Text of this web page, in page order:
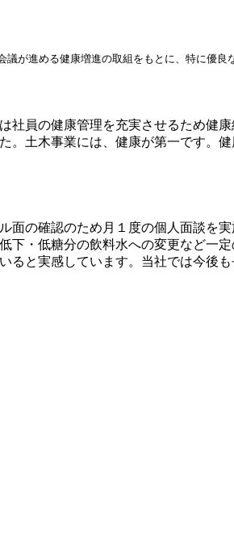
が進める健康増進の取組をもとに、特に優
社員の健康管理を充実させるため健
。土木事業には、健康が第一です。
面の確認のため月１度の個人面談を
下・低糖分の飲料水への変更など一
と実感しています。当社では今後